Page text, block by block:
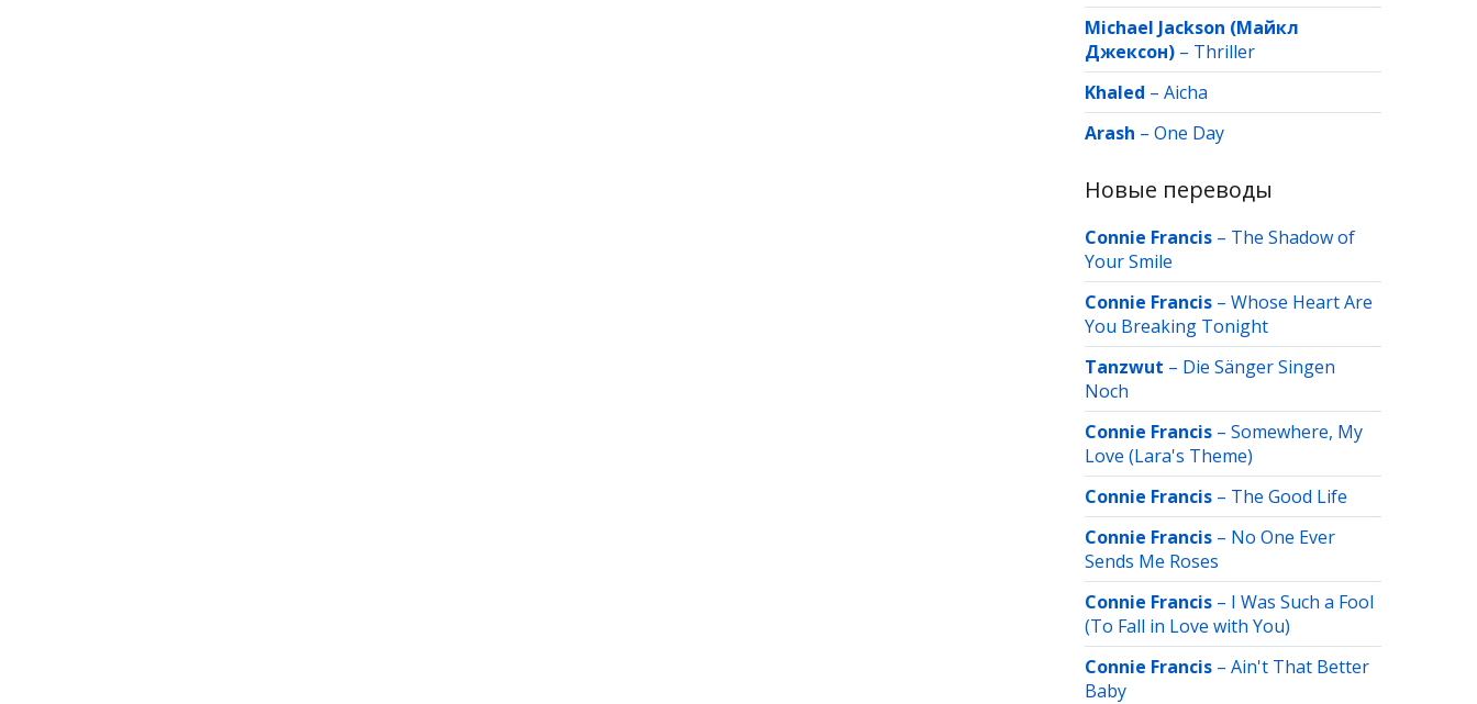
Michael Jackson (Майкл
Джексон) – Thriller
Khaled – Aicha
Arash – One Day
Новые переводы
Connie Francis – The Shadow of
Your Smile
Connie Francis – Whose Heart Are
You Breaking Tonight
Tanzwut – Die Sänger Singen
Noch
Connie Francis – Somewhere, My
Love (Lara's Theme)
Connie Francis – The Good Life
Connie Francis – No One Ever
Sends Me Roses
Connie Francis – I Was Such a Fool
(To Fall in Love with You)
Connie Francis – Ain't That Better
Baby